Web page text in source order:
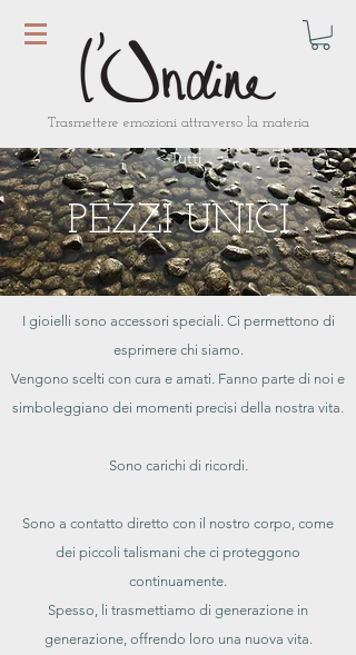
Trasmettere emozioni attraverso la materia
< Tutti
PEZZI UNICI
I gioielli sono accessori speciali. Ci permettono di
esprimere chi siamo.
Vengono scelti con cura e amati. Fanno parte di noi e
simboleggiano dei momenti precisi della nostra vita.
Sono carichi di ricordi.
Sono a contatto diretto con il nostro corpo, come
dei piccoli talismani che ci proteggono
continuamente.
Spesso, li trasmettiamo di generazione in
generazione, offrendo loro una nuova vita.